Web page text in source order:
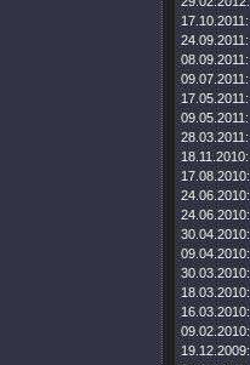
17.10.2011:
24.09.2011:
08.09.2011:
09.07.2011:
17.05.2011:
09.05.2011:
28.03.2011:
18.11.2010:
17.08.2010:
24.06.2010:
24.06.2010:
30.04.2010:
09.04.2010:
30.03.2010:
18.03.2010:
16.03.2010:
09.02.2010:
19.12.2009: